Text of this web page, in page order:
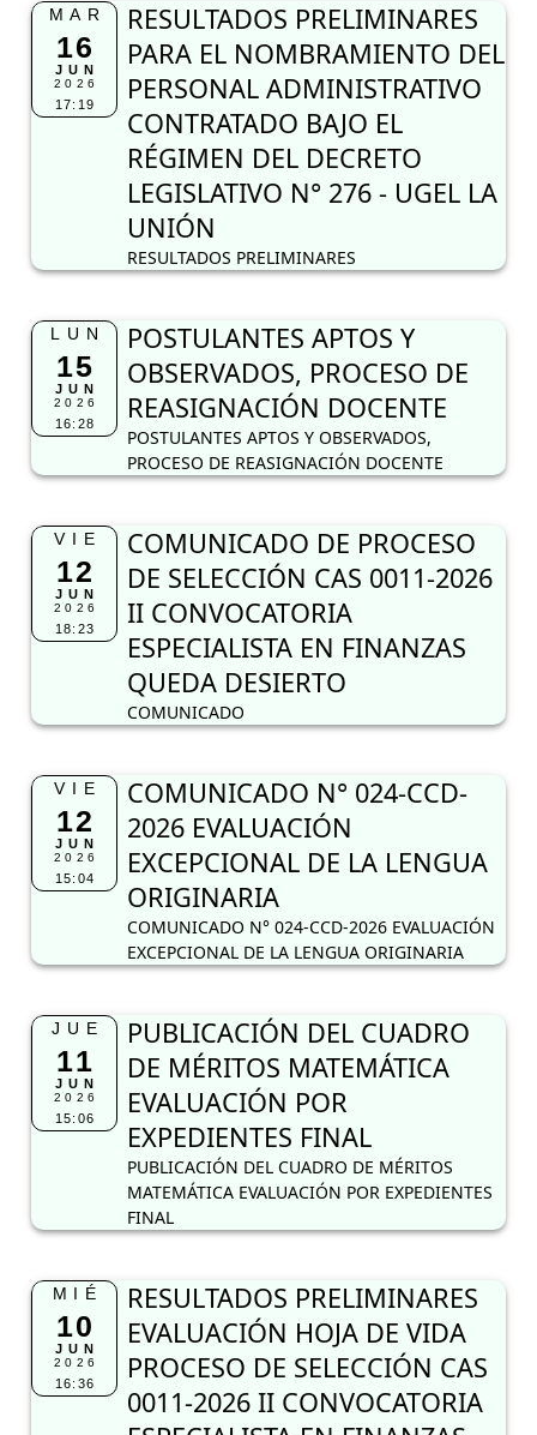
MAR
16
JUN
2026
17:19
RESULTADOS PRELIMINARES
PARA EL NOMBRAMIENTO DEL
PERSONAL ADMINISTRATIVO
CONTRATADO BAJO EL
RÉGIMEN DEL DECRETO
LEGISLATIVO N° 276 - UGEL LA
UNIÓN
RESULTADOS PRELIMINARES
LUN
15
JUN
2026
16:28
POSTULANTES APTOS Y
OBSERVADOS, PROCESO DE
REASIGNACIÓN DOCENTE
POSTULANTES APTOS Y OBSERVADOS,
PROCESO DE REASIGNACIÓN DOCENTE
VIE
12
JUN
2026
18:23
COMUNICADO DE PROCESO
DE SELECCIÓN CAS 0011-2026
II CONVOCATORIA
ESPECIALISTA EN FINANZAS
QUEDA DESIERTO
COMUNICADO
VIE
12
JUN
2026
15:04
COMUNICADO N° 024-CCD-
2026 EVALUACIÓN
EXCEPCIONAL DE LA LENGUA
ORIGINARIA
COMUNICADO N° 024-CCD-2026 EVALUACIÓN
EXCEPCIONAL DE LA LENGUA ORIGINARIA
JUE
11
JUN
2026
15:06
PUBLICACIÓN DEL CUADRO
DE MÉRITOS MATEMÁTICA
EVALUACIÓN POR
EXPEDIENTES FINAL
PUBLICACIÓN DEL CUADRO DE MÉRITOS
MATEMÁTICA EVALUACIÓN POR EXPEDIENTES
FINAL
MIÉ
10
JUN
2026
16:36
RESULTADOS PRELIMINARES
EVALUACIÓN HOJA DE VIDA
PROCESO DE SELECCIÓN CAS
0011-2026 II CONVOCATORIA